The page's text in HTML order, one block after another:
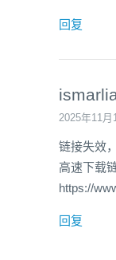
回复
ismarlia
2025年11
链接失效
高速下载
https://
回复